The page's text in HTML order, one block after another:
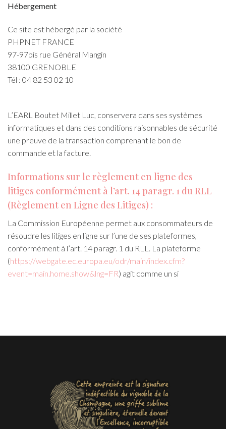
Hébergement
Ce site est hébergé par la société
PHPNET FRANCE
97-97bis rue Général Mangin
38100 GRENOBLE
Tél : 04 82 53 02 10
L’EARL Boutet Millet Luc, conservera dans ses systèmes
informatiques et dans des conditions raisonnables de sécurité
une preuve de la transaction comprenant le bon de
commande et la facture.
Informations sur le règlement en ligne des
litiges conformément à l’art. 14 paragr. 1 du RLL
(Règlement en Ligne des Litiges) :
La Commission Européenne permet aux consommateurs de
résoudre les litiges en ligne sur l’une de ses plateformes,
conformément à l’art. 14 paragr. 1 du RLL. La plateforme
(https://webgate.ec.europa.eu/odr/main/index.cfm?
event=main.home.show&lng=FR) agit comme un si